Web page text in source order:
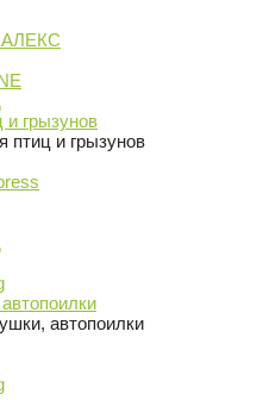
и грызунов
птиц и грызунов
автопоилки